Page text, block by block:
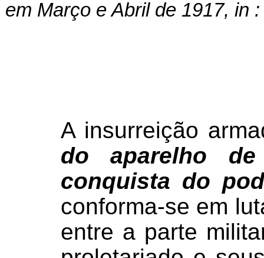
em Março e Abril de 1917, in
A insurreição
do aparelho de
conquista do
conforma-se em
entre a parte